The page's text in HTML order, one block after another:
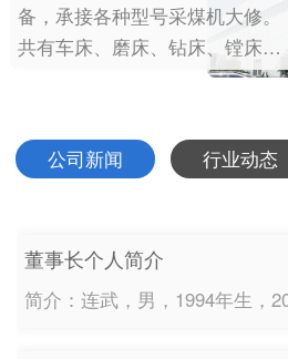
备，承接各种型号采煤机大修。
共有车床、磨床、钻床、镗床、
滚齿机、插齿机、硬度机、齿轮
等金属切削设备。 公司专业生产
西安、久益、艾柯夫等采煤机零
公司新闻 行业动态
董事长个人简介